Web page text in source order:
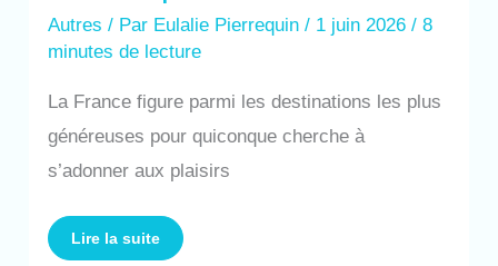
Autres / Par Eulalie Pierrequin/ 1 juin 2026/8
minutes de lecture
La France figure parmi les destinations les plus
généreuses pour quiconque cherche à
s’adonner aux plaisirs
Lire la suite